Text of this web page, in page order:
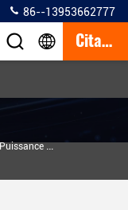
86--13953662777
Citation
Puissance Du Moteur Diesel 1,864kw Machine De Dragage De Sable Personnaliser Polyvalent